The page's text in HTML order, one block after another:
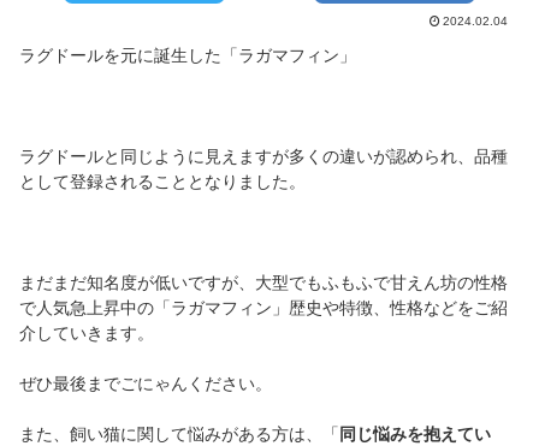
2024.02.04
ラグドールを元に誕生した「ラガマフィン」
ラグドールと同じように見えますが多くの違いが認められ、品種
として登録されることとなりました。
まだまだ知名度が低いですが、大型でもふもふで甘えん坊の性格
で人気急上昇中の「ラガマフィン」歴史や特徴、性格などをご紹
介していきます。
ぜひ最後までごにゃんください。
また、飼い猫に関して悩みがある方は、「 同じ悩みを抱えてい